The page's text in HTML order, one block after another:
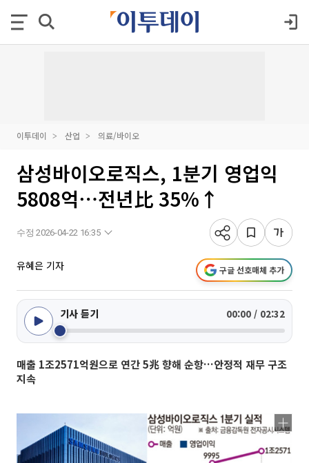
이투데이 산업 의료/바이오
삼성바이오로직스, 1분기 영업익
5808억⋯전년比 35%↑
수정 2026-04-22 16:35
유혜은 기자 구글 선호매체 추가
기사 듣기 00:00 / 02:32
매출 1조2571억원으로 연간 5兆 향해 순항…안정적 재무 구조
지속